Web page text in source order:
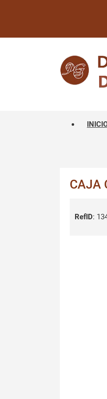
CAJA
RefID: